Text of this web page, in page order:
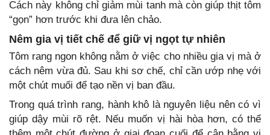
Cách này không chỉ giảm mùi tanh mà còn giúp thịt tôm
“gọn” hơn trước khi đưa lên chảo.
Nêm gia vị tiết chế để giữ vị ngọt tự nhiên
Tôm rang ngon không nằm ở việc cho nhiều gia vị mà ở
cách nêm vừa đủ. Sau khi sơ chế, chỉ cần ướp nhẹ với
một chút muối để tạo nền vị ban đầu.
Trong quá trình rang, hành khô là nguyên liệu nên có vì
giúp dậy mùi rõ rệt. Nếu muốn vị hài hòa hơn, có thể